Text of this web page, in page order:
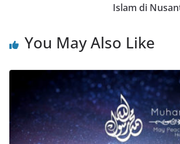
Islam di
You May Also Like